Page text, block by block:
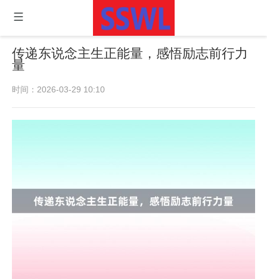
传递东说念主生正能量，感悟励志前行力
量
时间：2026-03-29 10:10